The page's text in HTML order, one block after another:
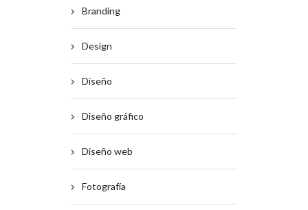
Branding
Design
Diseño
Diseño gráfico
Diseño web
Fotografía